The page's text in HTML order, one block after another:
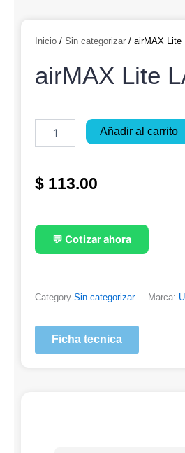
Inicio / Sin categorizar / airMAX Lite
airMAX Lite
cantidad
Añadir al carrito
$ 113.00
💬 Cotizar ahora
Category Sin categorizar Marca:
Ficha tecnica